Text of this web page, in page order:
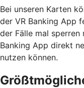
Bei unseren Karten
der VR Banking App
der Fälle mal sperren
Banking App direkt
nutzen können.